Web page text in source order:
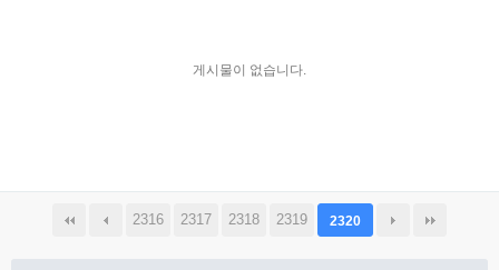
게시물이 없습니다.
2316 2317 2318 2319 2320